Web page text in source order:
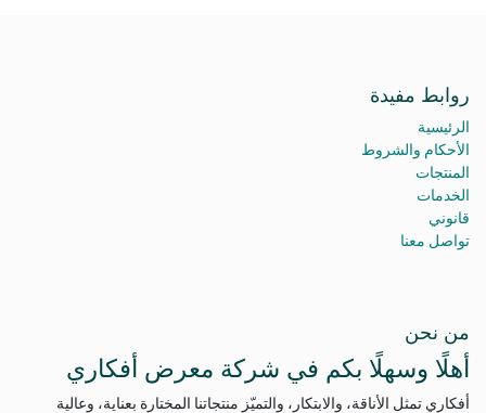
روابط مفيدة
الرئيسية
الأحكام والشروط
المنتجات
الخدمات
قانوني
تواصل معنا
من نحن
أهلًا وسهلًا بكم في شركة معرض أفكاري
أفكاري تمثل الأناقة، والابتكار، والتميّز منتجاتنا المختارة بعناية، وعالية